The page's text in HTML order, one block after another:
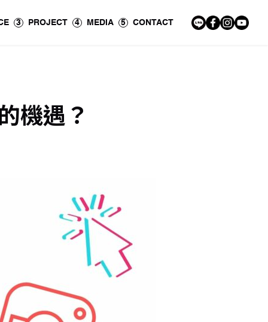
3 PROJECT 4 MEDIA 5 CONTACT
機遇？